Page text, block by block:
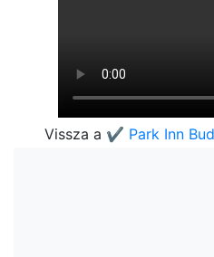
Vissza a ✔️ Park Inn